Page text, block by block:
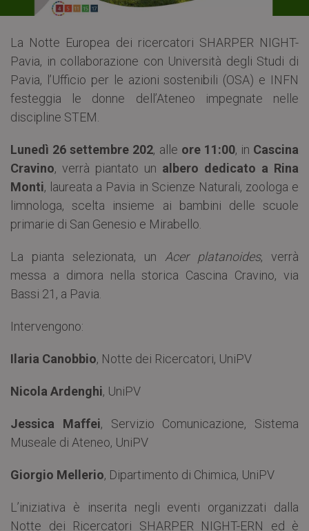
La Notte Europea dei ricercatori SHARPER NIGHT-
Pavia, in collaborazione con Università degli Studi di
Pavia, l’Ufficio per le azioni sostenibili (OSA) e INFN
festeggia le donne dell’Ateneo impegnate nelle
discipline STEM.
Lunedì 26 settembre 202, alle ore 11:00, in Cascina
Cravino, verrà piantato un albero dedicato a Rina
Monti, laureata a Pavia in Scienze Naturali, zoologa e
limnologa, scelta insieme ai bambini delle scuole
primarie di San Genesio e Mirabello.
La pianta selezionata, un Acer platanoides, verrà
messa a dimora nella storica Cascina Cravino, via
Bassi 21, a Pavia.
Intervengono:
Ilaria Canobbio, Notte dei Ricercatori, UniPV
Nicola Ardenghi, UniPV
Jessica Maffei, Servizio Comunicazione, Sistema
Museale di Ateneo, UniPV
Giorgio Mellerio, Dipartimento di Chimica, UniPV
L’iniziativa è inserita negli eventi organizzati dalla
Notte dei Ricercatori SHARPER NIGHT-ERN ed è